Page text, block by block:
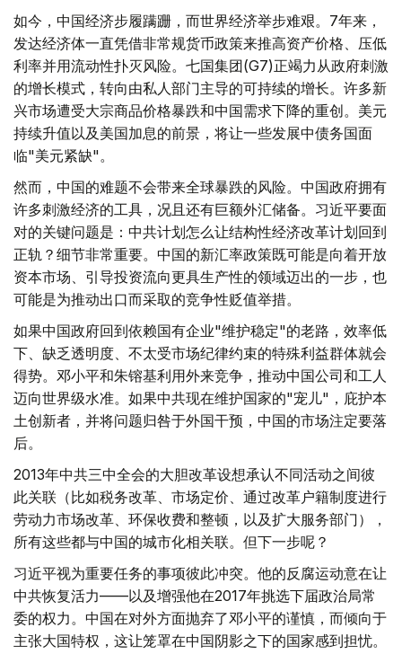
如今，中国经济步履蹒跚，而世界经济举步难艰。7年来，
发达经济体一直凭借非常规货币政策来推高资产价格、压低
利率并用流动性扑灭风险。七国集团(G7)正竭力从政府刺激
的增长模式，转向由私人部门主导的可持续的增长。许多新
兴市场遭受大宗商品价格暴跌和中国需求下降的重创。美元
持续升值以及美国加息的前景，将让一些发展中债务国面
临"美元紧缺"。
然而，中国的难题不会带来全球暴跌的风险。中国政府拥有
许多刺激经济的工具，况且还有巨额外汇储备。习近平要面
对的关键问题是：中共计划怎么让结构性经济改革计划回到
正轨？细节非常重要。中国的新汇率政策既可能是向着开放
资本市场、引导投资流向更具生产性的领域迈出的一步，也
可能是为推动出口而采取的竞争性贬值举措。
如果中国政府回到依赖国有企业"维护稳定"的老路，效率低
下、缺乏透明度、不太受市场纪律约束的特殊利益群体就会
得势。邓小平和朱镕基利用外来竞争，推动中国公司和工人
迈向世界级水准。如果中共现在维护国家的"宠儿"，庇护本
土创新者，并将问题归咎于外国干预，中国的市场注定要落
后。
2013年中共三中全会的大胆改革设想承认不同活动之间彼
此关联（比如税务改革、市场定价、通过改革户籍制度进行
劳动力市场改革、环保收费和整顿，以及扩大服务部门），
所有这些都与中国的城市化相关联。但下一步呢？
习近平视为重要任务的事项彼此冲突。他的反腐运动意在让
中共恢复活力——以及增强他在2017年挑选下届政治局常
委的权力。中国在对外方面抛弃了邓小平的谨慎，而倾向于
主张大国特权，这让笼罩在中国阴影之下的国家感到担忧。